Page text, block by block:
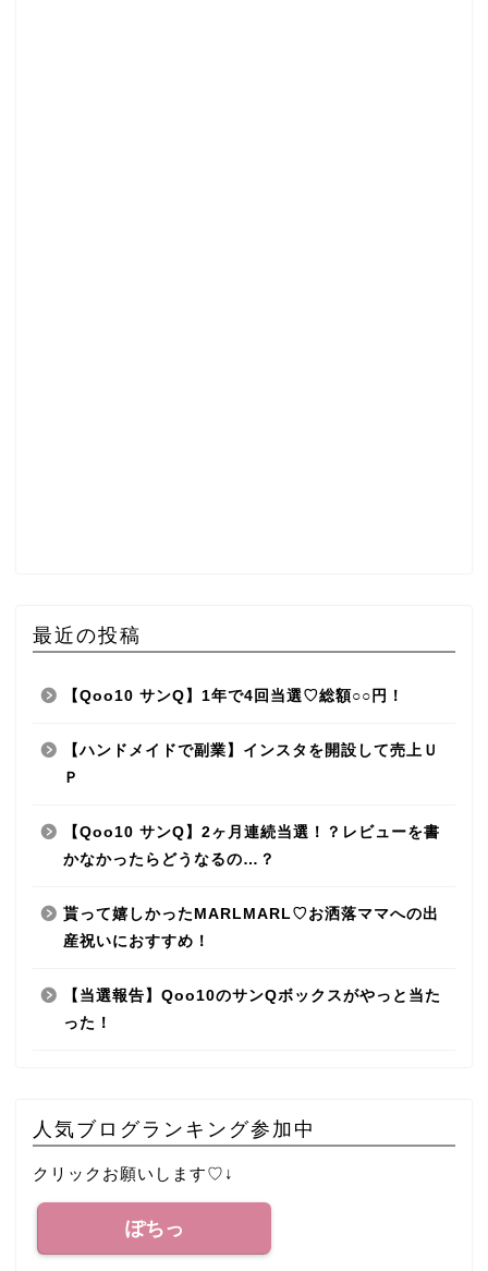
最近の投稿
【Qoo10 サンQ】1年で4回当選♡総額○○円！
【ハンドメイドで副業】インスタを開設して売上Ｕ
Ｐ
【Qoo10 サンQ】2ヶ月連続当選！？レビューを書
かなかったらどうなるの…？
貰って嬉しかったMARLMARL♡お洒落ママへの出
産祝いにおすすめ！
【当選報告】Qoo10のサンQボックスがやっと当た
った！
人気ブログランキング参加中
クリックお願いします♡↓
ぽちっ